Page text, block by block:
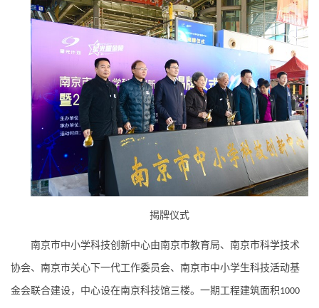
揭牌仪式
南京市中小学科技创新中心由南京市教育局、南京市科学技术
协会、南京市关心下一代工作委员会、南京市中小学生科技活动基
金会联合建设，中心设在南京科技馆三楼。一期工程建筑面积1000